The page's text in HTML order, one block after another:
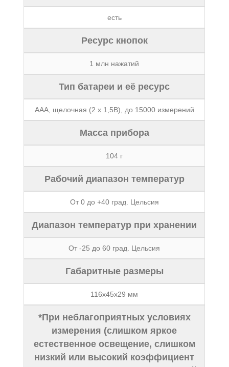
есть
Ресурс кнопок
1 млн нажатий
Тип батареи и её ресурс
ААА, щелочная (2 х 1,5В), до 15000 измерений
Масса прибора
104 г
Рабочий диапазон температур
От 0 до +40 град. Цельсия
Диапазон температур при хранении
От -25 до 60 град. Цельсия
Габаритные размеры
116х45х29 мм
*При неблагоприятных условиях
измерения (слишком яркое
естественное освещение, слишком
низкий или высокий коэффициент